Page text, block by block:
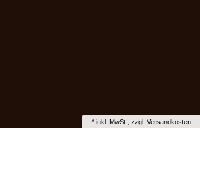
* inkl. MwSt., zzgl. Versandkosten